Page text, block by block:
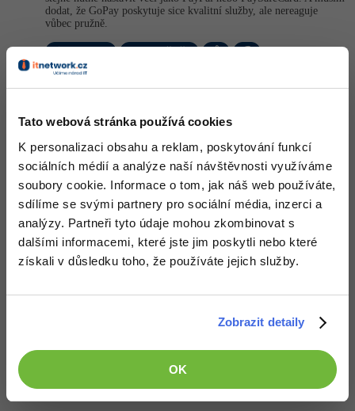
Tato webová stránka používá cookies
K personalizaci obsahu a reklam, poskytování funkcí
sociálních médií a analýze naší návštěvnosti využíváme
soubory cookie. Informace o tom, jak náš web používáte,
sdílíme se svými partnery pro sociální média, inzerci a
analýzy. Partneři tyto údaje mohou zkombinovat s
dalšími informacemi, které jste jim poskytli nebo které
získali v důsledku toho, že používáte jejich služby.
Zobrazit detaily
OK
dodat, že GoPay poskytuje sice kvalitní služby, ale nereaguje
vůbec pružně.
Nemusíš mi to vysvětlovat, gopay jsem implementoval xy krát a
fakt ani jedna z těch věcí mi opravdu nepřijde složitá, prostě se
poštou pošle pár papírů, nastaví se logika, pár náležitostí a pošle se
email, toť vše. Když jsem to dělal poprvé tak mi to dalo pár dní,
to je fakt, ale když člověk ví jak to funguje (nebo mu někdo řekne
jak to funguje), je to rychlovka a vlastně většinu času jen čekáš na
reakci z gopaye.
Odpovědět